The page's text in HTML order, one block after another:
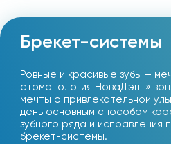
Брекет-системы
Ровные и красивые зубы –
стоматология НоваДэнт»
мечты о привлекательной
день основным способом
зубного ряда и исправления
брекет-системы.